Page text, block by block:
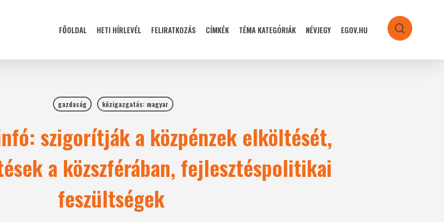
FŐOLDAL HETI HÍRLEVÉL FELIRATKOZÁS CÍMKÉK TÉMA KATEGÓRIÁK NÉVJEGY EGOV.HU search
gazdaság közigazgatás: magyar
szigorítják a közpénzek elköltését,
a közszférában, fejlesztéspolitikai
feszültségek